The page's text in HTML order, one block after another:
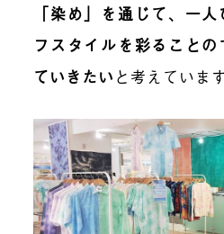
「染め」を通じて、一
フスタイルを彩ること
ていきたい と考えています